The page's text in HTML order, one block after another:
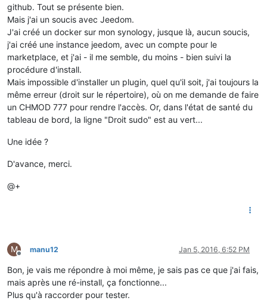
github. Tout se présente bien.
Mais j'ai un soucis avec Jeedom.
J'ai créé un docker sur mon synology, jusque là, aucun soucis,
j'ai créé une instance jeedom, avec un compte pour le
marketplace, et j'ai - il me semble, du moins - bien suivi la
procédure d'install.
Mais impossible d'installer un plugin, quel qu'il soit, j'ai toujours la
même erreur (droit sur le répertoire), où on me demande de faire
un CHMOD 777 pour rendre l'accès. Or, dans l'état de santé du
tableau de bord, la ligne "Droit sudo" est au vert...
Une idée ?
D'avance, merci.
@+
M
Offline
manu12 Jan 5, 2016, 6:52 PM
Bon, je vais me répondre à moi même, je sais pas ce que j'ai fais,
mais après une ré-install, ça fonctionne...
Plus qu'à raccorder pour tester.